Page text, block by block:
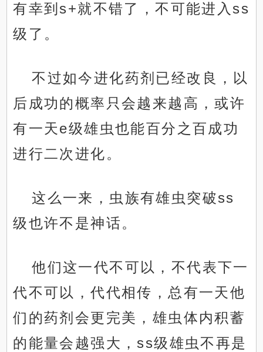
有幸到s+就不错了，不可能进入ss
级了。
不过如今进化药剂已经改良，以
后成功的概率只会越来越高，或许
有一天e级雄虫也能百分之百成功
进行二次进化。
这么一来，虫族有雄虫突破ss
级也许不是神话。
他们这一代不可以，不代表下一
代不可以，代代相传，总有一天他
们的药剂会更完美，雄虫体内积蓄
的能量会越强大，ss级雄虫不再是